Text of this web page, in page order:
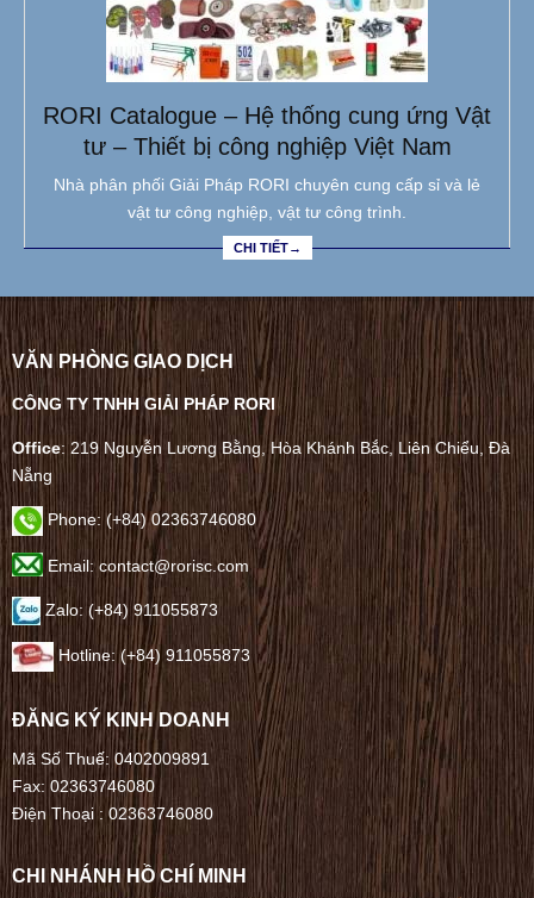
RORI Catalogue – Hệ thống cung ứng Vật
tư – Thiết bị công nghiệp Việt Nam
Nhà phân phối Giải Pháp RORI chuyên cung cấp sỉ và lẻ
vật tư công nghiệp, vật tư công trình.
CHI TIẾT→
VĂN PHÒNG GIAO DỊCH
CÔNG TY TNHH GIẢI PHÁP RORI
Office: 219 Nguyễn Lương Bằng, Hòa Khánh Bắc, Liên Chiểu, Đà
Nẵng
Phone:(+84) 02363746080
Email: contact@rorisc.com
Zalo: (+84) 911055873
Hotline: (+84) 911055873
ĐĂNG KÝ KINH DOANH
Mã Số Thuế: 0402009891
Fax: 02363746080
Điện Thoại :02363746080
CHI NHÁNH HỒ CHÍ MINH